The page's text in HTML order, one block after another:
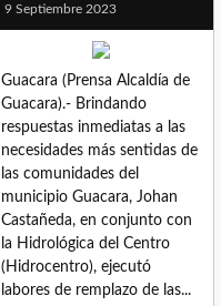
9 Septiembre 2023
Guacara (Prensa Alcaldía de
Guacara).- Brindando
respuestas inmediatas a las
necesidades más sentidas de
las comunidades del
municipio Guacara, Johan
Castañeda, en conjunto con
la Hidrológica del Centro
(Hidrocentro), ejecutó
labores de remplazo de las...